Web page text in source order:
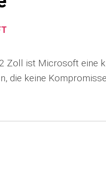
Zoll ist Microsoft eine
die keine